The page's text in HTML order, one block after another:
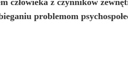
człowieka z czynników
problemom